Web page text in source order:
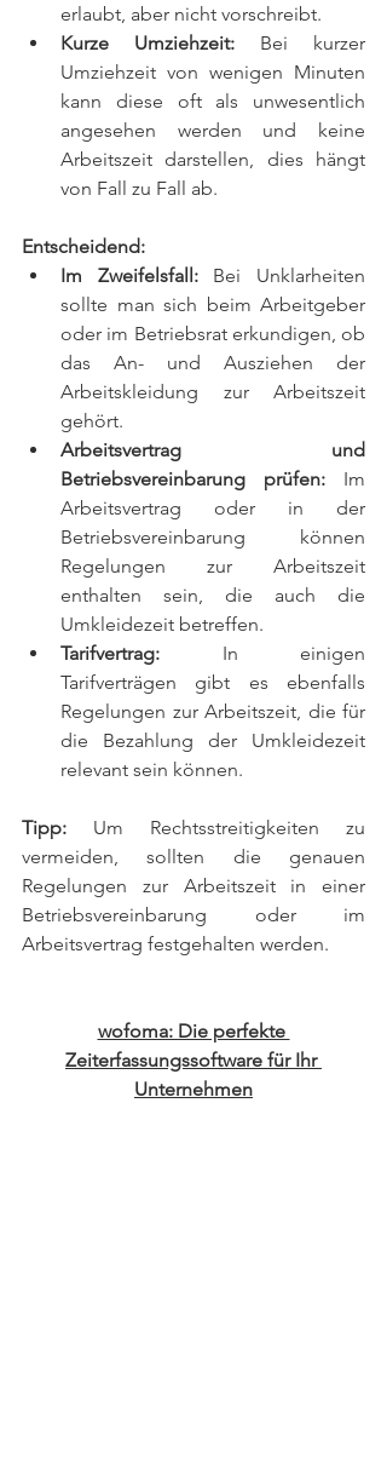
erlaubt, aber nicht vorschreibt.
Kurze Umziehzeit: Bei kurzer
Umziehzeit von wenigen Minuten
kann diese oft als unwesentlich
angesehen werden und keine
Arbeitszeit darstellen, dies hängt
von Fall zu Fall ab.
Entscheidend:
Im Zweifelsfall: Bei Unklarheiten
sollte man sich beim Arbeitgeber
oder im Betriebsrat erkundigen, ob
das An- und Ausziehen der
Arbeitskleidung zur Arbeitszeit
gehört.
Arbeitsvertrag und
Betriebsvereinbarung prüfen: Im
Arbeitsvertrag oder in der
Betriebsvereinbarung können
Regelungen zur Arbeitszeit
enthalten sein, die auch die
Umkleidezeit betreffen.
Tarifvertrag: In einigen
Tarifverträgen gibt es ebenfalls
Regelungen zur Arbeitszeit, die für
die Bezahlung der Umkleidezeit
relevant sein können.
Tipp: Um Rechtsstreitigkeiten zu
vermeiden, sollten die genauen
Regelungen zur Arbeitszeit in einer
Betriebsvereinbarung oder im
Arbeitsvertrag festgehalten werden.
wofoma: Die perfekte
Zeiterfassungssoftware für Ihr
Unternehmen